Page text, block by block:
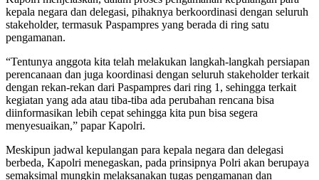
kepala negara dan delegasi, pihaknya berkoordinasi dengan seluruh
stakeholder, termasuk Paspampres yang berada di ring satu
pengamanan.
“Tentunya anggota kita telah melakukan langkah-langkah persiapan
perencanaan dan juga koordinasi dengan seluruh stakeholder terkait
dengan rekan-rekan dari Paspampres dari ring 1, sehingga terkait
kegiatan yang ada atau tiba-tiba ada perubahan rencana bisa
diinformasikan lebih cepat sehingga kita pun bisa segera
menyesuaikan,” papar Kapolri.
Meskipun jadwal kepulangan para kepala negara dan delegasi
berbeda, Kapolri menegaskan, pada prinsipnya Polri akan berupaya
semaksimal mungkin melaksanakan tugas pengamanan dan